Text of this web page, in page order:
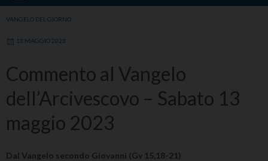
VANGELO DEL GIORNO
13 MAGGIO 2023
Commento al Vangelo
dell’Arcivescovo – Sabato 13
maggio 2023
Dal Vangelo secondo Giovanni (Gv 15,18-21)